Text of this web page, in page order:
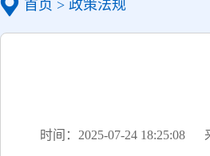
首页 > 政策法规
时间：2025-07-24 18:25:08